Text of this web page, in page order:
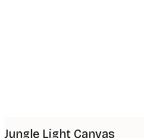
Jungle Light Canvas